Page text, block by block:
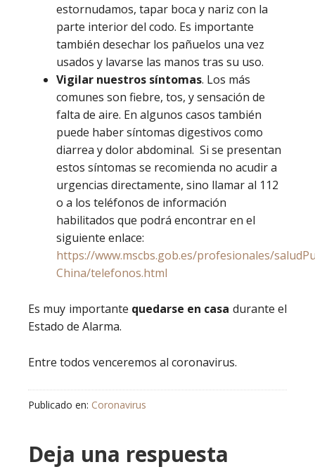
estornudamos, tapar boca y nariz con la
parte interior del codo. Es importante
también desechar los pañuelos una vez
usados y lavarse las manos tras su uso.
Vigilar nuestros síntomas. Los más
comunes son fiebre, tos, y sensación de
falta de aire. En algunos casos también
puede haber síntomas digestivos como
diarrea y dolor abdominal. Si se presentan
estos síntomas se recomienda no acudir a
urgencias directamente, sino llamar al 112
o a los teléfonos de información
habilitados que podrá encontrar en el
siguiente enlace:
https://www.mscbs.gob.es/profesionales/
China/telefonos.html
Es muy importante quedarse en casa durante el
Estado de Alarma.
Entre todos venceremos al coronavirus.
Publicado en: Coronavirus
Deja una respuesta